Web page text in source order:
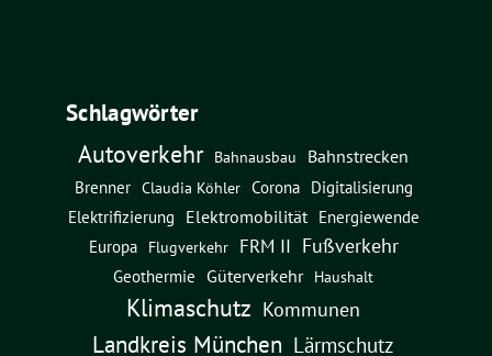
Schlagwörter
Autoverkehr Bahnausbau
Bahnstrecken
Brenner Claudia Köhler Corona
Digitalisierung
Elektrifizierung
Elektromobilität Energiewende
Europa Flugverkehr FRM II Fußverkehr
Geothermie Güterverkehr Haushalt
Klimaschutz Kommunen
Landkreis München Lärmschutz